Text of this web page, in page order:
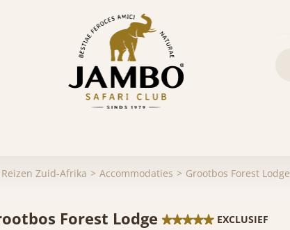
Reizen Zuid-Afrika Accommodaties Grootbos Forest Lodge
Forest Lodge EXCLUSIEF